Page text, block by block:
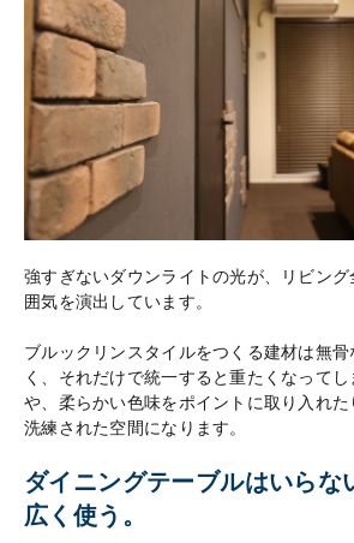
強すぎないダウンライトの光が、リビン
囲気を演出しています。
ブルックリンスタイルをつくる建材は無
く、それだけで統一すると重たくなって
や、柔らかい色味をポイントに取り入れ
洗練された空間になります。
ダイニングテーブルはいらな
広く使う。